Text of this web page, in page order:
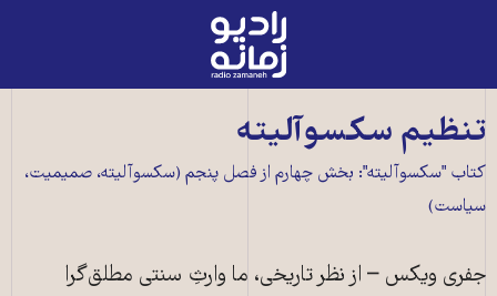
رادیو
زمانه
به
صفحه
اصلی
تنظیم سکسوآلیته
کتاب "سکسوآلیته": بخش چهارم از فصل پنجم (سکسوآلیته، صمیمیت،
سیاست)
جفری ویکس – از نظر تاریخی، ما وارثِ سنتی مطلق‌گرا